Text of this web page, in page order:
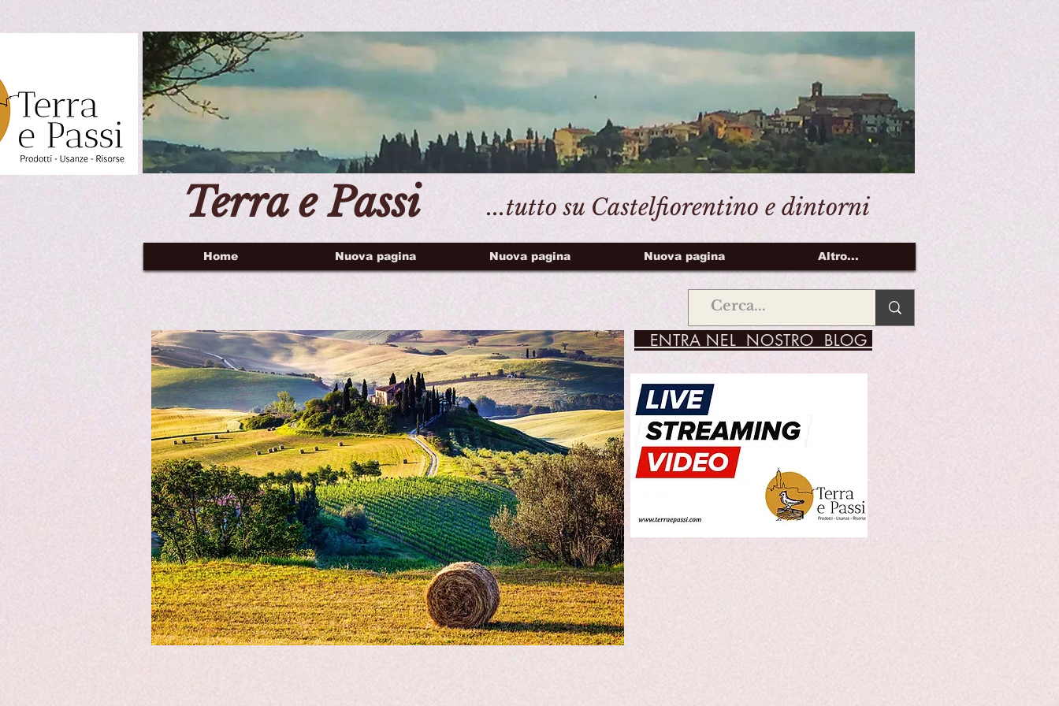
Terra e Passi ...tutto su Castelfiorentino e dintorni
Home Nuova pagina Nuova pagina Nuova pagina Altro...
ENTRA NEL NOSTRO BLOG